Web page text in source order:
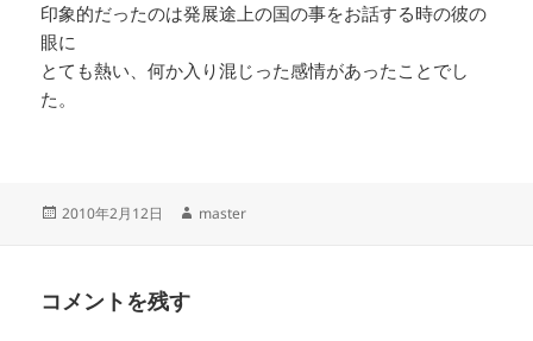
印象的だったのは発展途上の国の事をお話する時の彼の
眼に
とても熱い、何か入り混じった感情があったことでし
た。
投
2010年2月12日
作
master
コメントを残す